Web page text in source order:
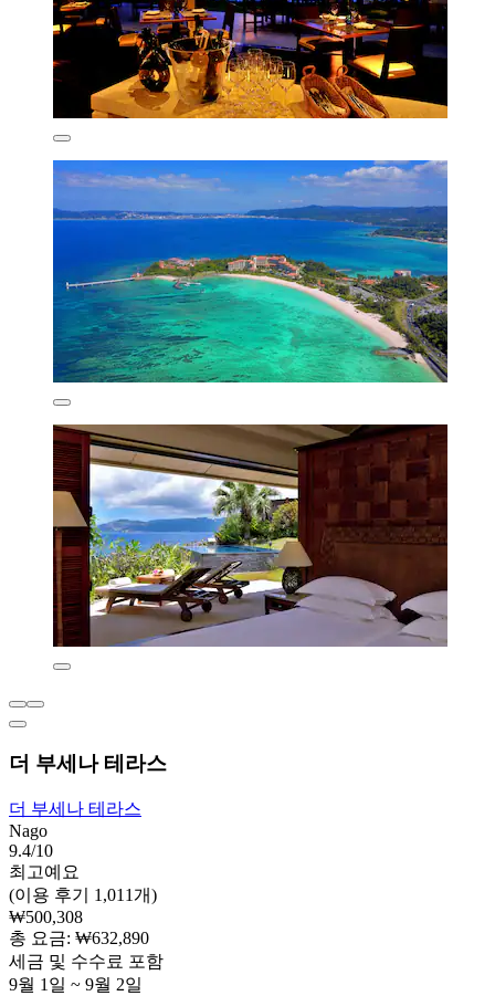
더 부세나 테라스
더 부세나 테라스
Nago
9.4/10
최고예요
(이용 후기 1,011개)
₩500,308
총 요금: ₩632,890
세금 및 수수료 포함
9월 1일 ~ 9월 2일